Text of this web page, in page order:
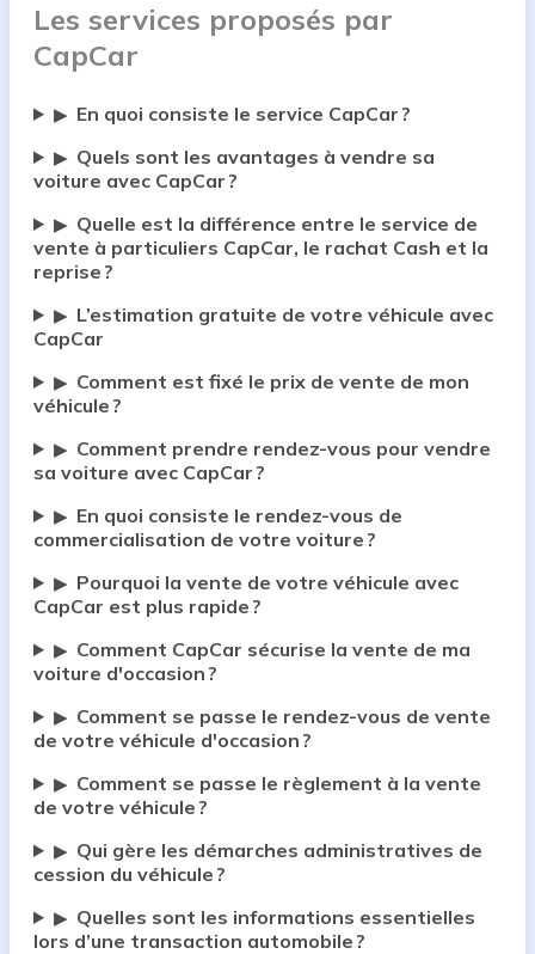
Les services proposés par
CapCar
▶ En quoi consiste le service CapCar ?
▶ Quels sont les avantages à vendre sa
voiture avec CapCar ?
▶ Quelle est la différence entre le service de
vente à particuliers CapCar, le rachat Cash et la
reprise ?
▶ L’estimation gratuite de votre véhicule avec
CapCar
▶ Comment est fixé le prix de vente de mon
véhicule ?
▶ Comment prendre rendez-vous pour vendre
sa voiture avec CapCar ?
▶ En quoi consiste le rendez-vous de
commercialisation de votre voiture ?
▶ Pourquoi la vente de votre véhicule avec
CapCar est plus rapide ?
▶ Comment CapCar sécurise la vente de ma
voiture d'occasion ?
▶ Comment se passe le rendez-vous de vente
de votre véhicule d'occasion ?
▶ Comment se passe le règlement à la vente
de votre véhicule ?
▶ Qui gère les démarches administratives de
cession du véhicule ?
▶ Quelles sont les informations essentielles
lors d’une transaction automobile ?